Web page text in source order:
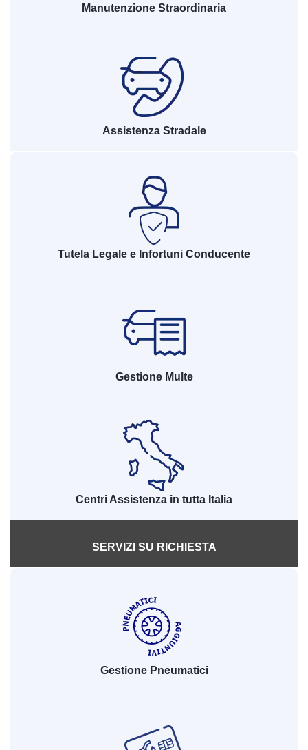
Manutenzione Straordinaria
Assistenza Stradale
Tutela Legale e Infortuni Conducente
Gestione Multe
Centri Assistenza in tutta Italia
SERVIZI SU RICHIESTA
Gestione Pneumatici